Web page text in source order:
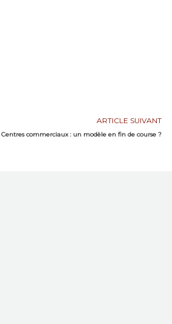
ARTICLE SUIVANT
Centres commerciaux : un modèle en fin de course ?